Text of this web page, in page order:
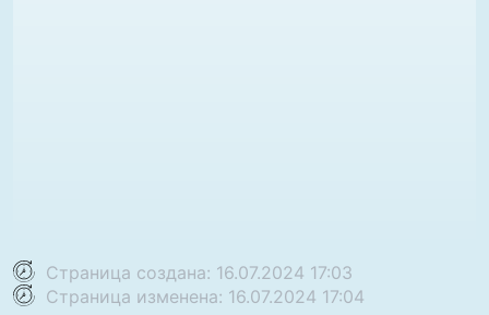
Страница создана: 16.07.2024 17:03
Страница изменена: 16.07.2024 17:04